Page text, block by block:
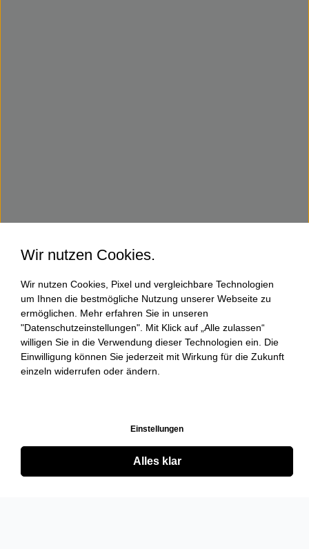
Wir nutzen Cookies.
Wir nutzen Cookies, Pixel und vergleichbare Technologien
um Ihnen die bestmögliche Nutzung unserer Webseite zu
ermöglichen. Mehr erfahren Sie in unseren
"Datenschutzeinstellungen". Mit Klick auf „Alle zulassen“
willigen Sie in die Verwendung dieser Technologien ein. Die
Einwilligung können Sie jederzeit mit Wirkung für die Zukunft
einzeln widerrufen oder ändern.
Einstellungen
Alles klar